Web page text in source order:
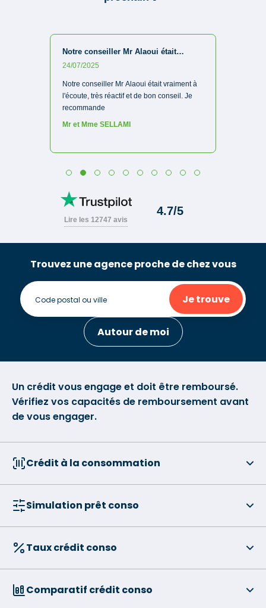
Trouvez une agence proche de chez vous
Je trouve
Autour de moi
Un crédit vous engage et doit être remboursé.
Vérifiez vos capacités de remboursement avant
de vous engager.
Crédit à la consommation
Simulation prêt conso
Taux crédit conso
Comparatif crédit conso